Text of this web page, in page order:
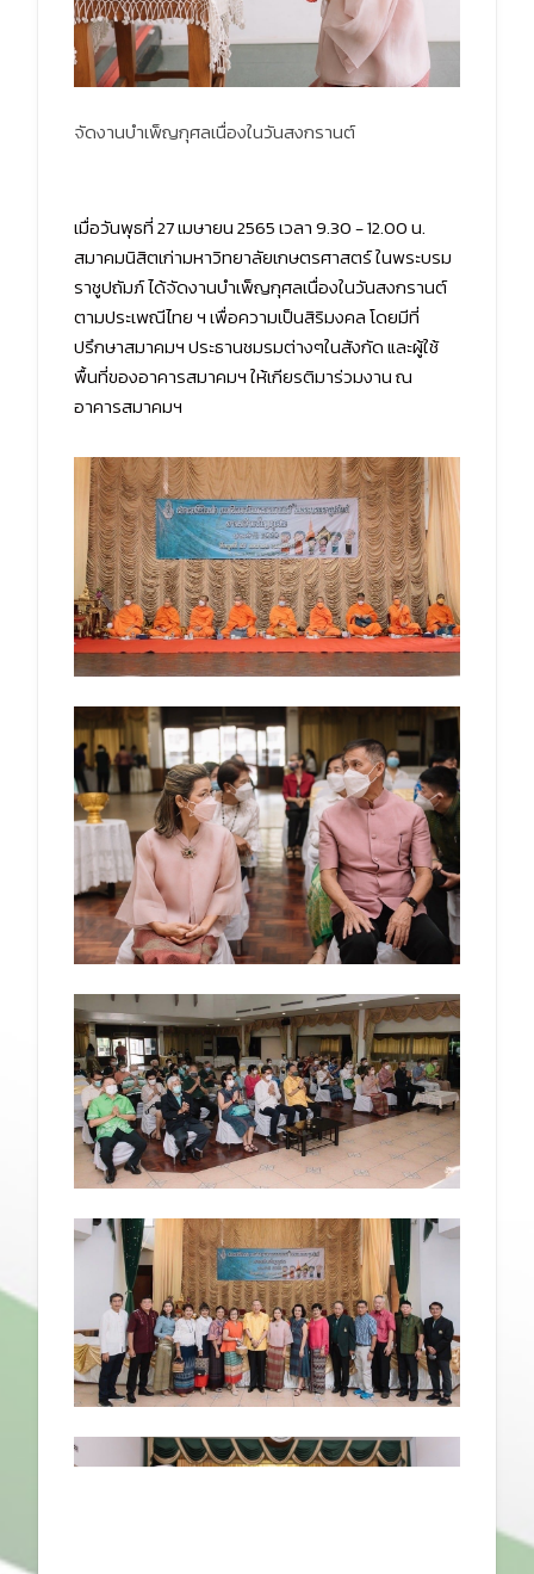
จัดงานบำเพ็ญกุศลเนื่องในวันสงกรานต์
เมื่อวันพุธที่ 27 เมษายน 2565 เวลา 9.30 - 12.00 น.
สมาคมนิสิตเก่ามหาวิทยาลัยเกษตรศาสตร์ ในพระบรม
ราชูปถัมภ์ ได้จัดงานบำเพ็ญกุศลเนื่องในวันสงกรานต์
ตามประเพณีไทย ฯ เพื่อความเป็นสิริมงคล โดยมีที่
ปรึกษาสมาคมฯ ประธานชมรมต่างๆในสังกัด และผู้ใช้
พื้นที่ของอาคารสมาคมฯ ให้เกียรติมาร่วมงาน ณ
อาคารสมาคมฯ